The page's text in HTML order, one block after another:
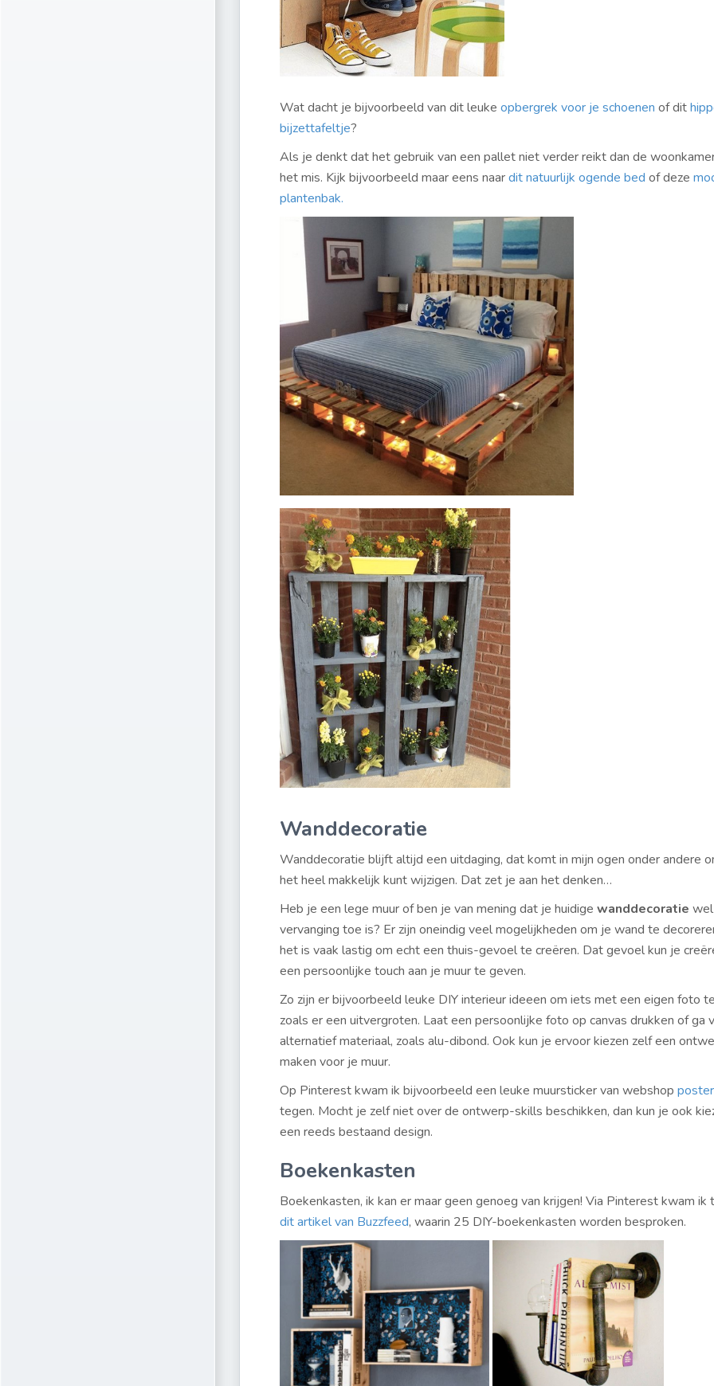
Wat dacht je bijvoorbeeld van dit leuke opbergrek voor je schoenen of dit
bijzettafeltje?
Als je denkt dat het gebruik van een pallet niet verder reikt dan de
het mis. Kijk bijvoorbeeld maar eens naardit natuurlijk ogende bed of deze
plantenbak.
Wanddecoratie
Wanddecoratie blijft altijd een uitdaging, dat komt in mijn ogen onder andere
het heel makkelijk kunt wijzigen. Dat zet je aan het denken…
Heb je een lege muur of ben je van mening dat je huidige wanddecoratie
vervanging toe is? Er zijn oneindig veel mogelijkheden om je wand te
het is vaak lastig om echt een thuis-gevoel te creëren. Dat gevoel kun je
een persoonlijke touch aan je muur te geven.
Zo zijn er bijvoorbeeld leuke DIY interieur ideeen om iets met een eigen foto
zoals er een uitvergroten. Laat een persoonlijke foto op canvas drukken of ga
alternatief materiaal, zoals alu-dibond. Ook kun je ervoor kiezen zelf een
maken voor je muur.
Op Pinterest kwam ik bijvoorbeeld een leuke muursticker van webshop
tegen. Mocht je zelf niet over de ontwerp-skills beschikken, dan kun je ook
een reeds bestaand design.
Boekenkasten
Boekenkasten, ik kan er maar geen genoeg van krijgen! Via Pinterest kwam ik
dit artikel van Buzzfeed, waarin 25 DIY-boekenkasten worden besproken.